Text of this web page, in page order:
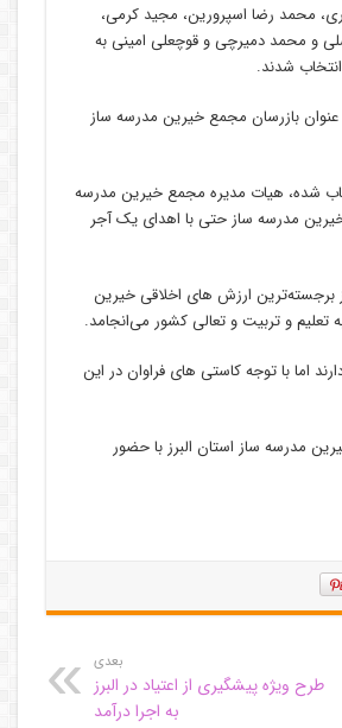
محمد رضا اسپرورین، مجید کرمی،
و محمد دمیرچی و قوچعلی امینی به
شدند.
بازرسان مجمع خیرین مدرسه ساز
شده، هیات مدیره مجمع خیرین مدرسه
مدرسه ساز حتی با اهدای یک آجر
برجسته‌ترین ارزش های اخلاقی خیرین
تعلیم و تربیت و تعالی کشور می‌انجامد.
آموزشی در دست اجرا دارند اما با توجه کاستی های فراوان در این
مدرسه ساز استان البرز با حضور
بعدی
طرح ویژه پیشگیری از اعتیاد در البرز
به اجرا درآمد